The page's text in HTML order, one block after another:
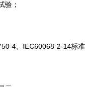
验；
4、IEC60068-2-14标准